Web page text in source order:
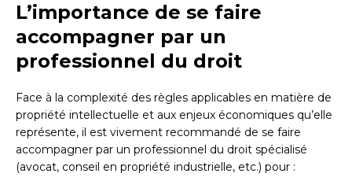
L’importance de se faire
accompagner par un
professionnel du droit
Face à la complexité des règles applicables en matière de
propriété intellectuelle et aux enjeux économiques qu’elle
représente, il est vivement recommandé de se faire
accompagner par un professionnel du droit spécialisé
(avocat, conseil en propriété industrielle, etc.) pour :